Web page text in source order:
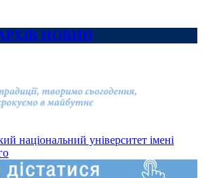
НОВИН
національний університет імені